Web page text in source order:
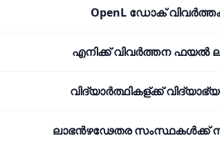
OpenL ഡോക്
എനിക്ക് വിവർത്തന ഫയൽ
വിദ്യാർത്ഥികള്ക്ക്
ലാഭൻഴഢേതര സംസ്ഥകൾക്ക്